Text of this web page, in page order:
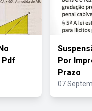
Pdf
Por
Prazo
07